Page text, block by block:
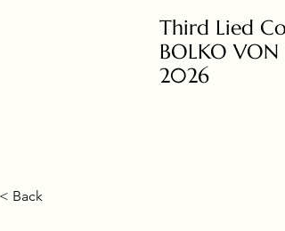
Third Lied
BOLKO VON
2026
< Back